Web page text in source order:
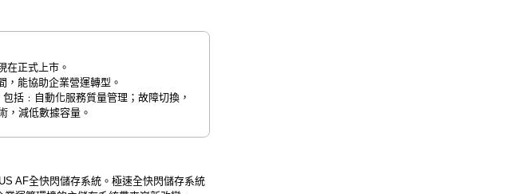
在正式上市。
能協助企業營運轉型。
括﹕自動化服務質量管理；故障切換，
，減低數據容量。
AF全快閃儲存系統。極速全快閃儲存系統